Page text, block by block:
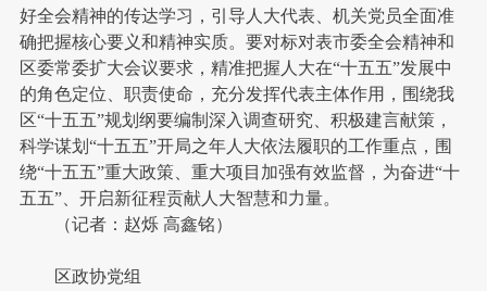
好全会精神的传达学习，引导人大代表、机关党员全面准
确把握核心要义和精神实质。要对标对表市委全会精神和
区委常委扩大会议要求，精准把握人大在“十五五”发展中
的角色定位、职责使命，充分发挥代表主体作用，围绕我
区“十五五”规划纲要编制深入调查研究、积极建言献策，
科学谋划“十五五”开局之年人大依法履职的工作重点，围
绕“十五五”重大政策、重大项目加强有效监督，为奋进“十
五五”、开启新征程贡献人大智慧和力量。
（记者：赵烁 高鑫铭）
区政协党组